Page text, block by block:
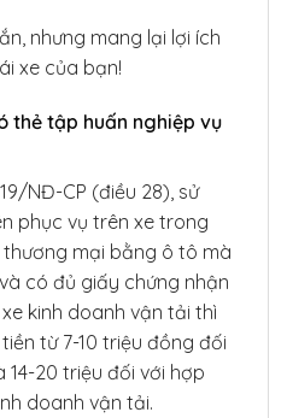
nhưng mang lại lợi ích
xe của bạn!
thẻ tập huấn nghiệp vụ
NĐ-CP (điều 28), sử
phục vụ trên xe trong
mại bằng ô tô mà
có đủ giấy chứng nhận
kinh doanh vận tải thì
từ 7-10 triệu đồng đối
14-20 triệu đối với hợp
doanh vận tải.